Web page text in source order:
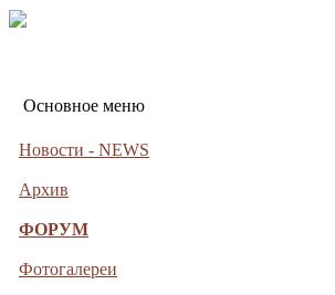
Основное меню
Новости - NEWS
Архив
ФОРУМ
Фотогалереи